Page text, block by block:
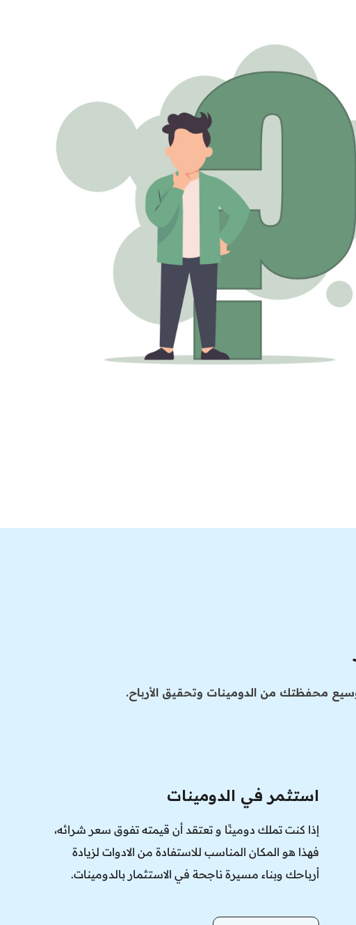
استثمر في الدومينات
إذا كنت تملك دومينًا و تعتقد أن قيمته تفوق سعر شرائه،
فهذا هو المكان المناسب للاستفادة من الادوات لزيادة
أرباحك وبناء مسيرة ناجحة في الاستثمار بالدومينات.